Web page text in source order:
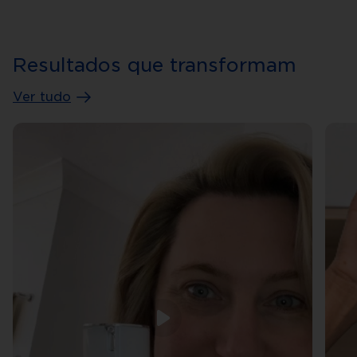
Resultados que transformam
Ver tudo